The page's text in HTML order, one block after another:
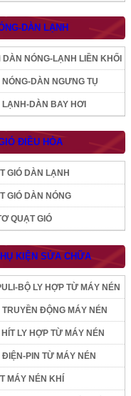
DÀN LẠNH
DÀN NÓNG-LẠNH LIỀN KHỐI
NÓNG-DÀN NGƯNG TỤ
LẠNH-DÀN BAY HƠI
ĐIỀU HÒA
GIÓ DÀN LẠNH
GIÓ DÀN NÓNG
QUẠT GIÓ
KIỆN SỬA CHỮA
BỘ LY HỢP TỪ MÁY NÉN
TRUYỀN ĐỘNG MÁY NÉN
HÍT LY HỢP TỪ MÁY NÉN
ĐIỆN-PIN TỪ MÁY NÉN
MÁY NÉN KHÍ